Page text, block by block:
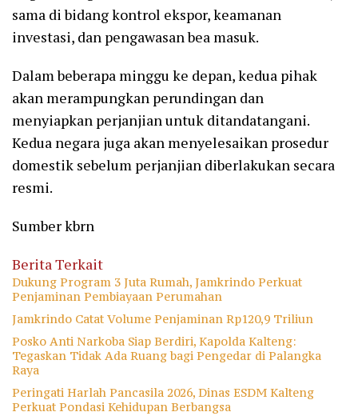
sama di bidang kontrol ekspor, keamanan
investasi, dan pengawasan bea masuk.
Dalam beberapa minggu ke depan, kedua pihak
akan merampungkan perundingan dan
menyiapkan perjanjian untuk ditandatangani.
Kedua negara juga akan menyelesaikan prosedur
domestik sebelum perjanjian diberlakukan secara
resmi.
Sumber kbrn
Berita Terkait
Dukung Program 3 Juta Rumah, Jamkrindo Perkuat
Penjaminan Pembiayaan Perumahan
Jamkrindo Catat Volume Penjaminan Rp120,9 Triliun
Posko Anti Narkoba Siap Berdiri, Kapolda Kalteng:
Tegaskan Tidak Ada Ruang bagi Pengedar di Palangka
Raya
Peringati Harlah Pancasila 2026, Dinas ESDM Kalteng
Perkuat Pondasi Kehidupan Berbangsa